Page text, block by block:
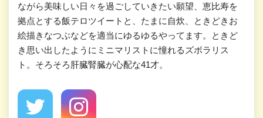
ながら美味しい日々を過ごしていきたい願望、恵比寿を
拠点とする飯テロツイートと、たまに自炊、ときどきお
絵描きなつぶなどを適当にゆるゆるやってます。ときど
き思い出したようにミニマリストに憧れるズボラリス
ト。そろそろ肝臓腎臓が心配な41才。